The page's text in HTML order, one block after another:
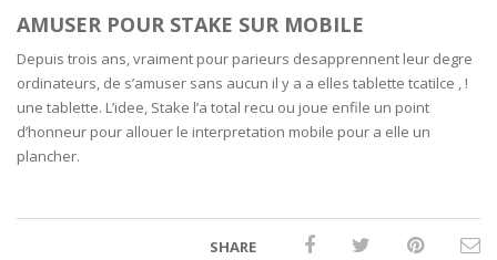
AMUSER POUR STAKE SUR MOBILE
Depuis trois ans, vraiment pour parieurs desapprennent leur degre
ordinateurs, de s’amuser sans aucun il y a a elles tablette tcatilce , !
une tablette. L’idee, Stake l’a total recu ou joue enfile un point
d’honneur pour allouer le interpretation mobile pour a elle un
plancher.
SHARE